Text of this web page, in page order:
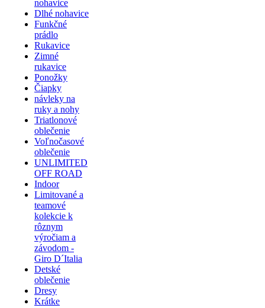
nohavice
Dlhé nohavice
Funkčné
prádlo
Rukavice
Zimné
rukavice
Ponožky
Čiapky
návleky na
ruky a nohy
Triatlonové
oblečenie
Voľnočasové
oblečenie
UNLIMITED
OFF ROAD
Indoor
Limitované a
teamové
kolekcie k
rôznym
výročiam a
závodom -
Giro D´Italia
Detské
oblečenie
Dresy
Krátke